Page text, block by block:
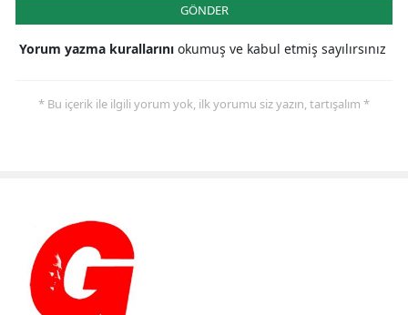
GÖNDER
Yorum yazma kurallarını okumuş ve kabul etmiş sayılırsınız
* Bu içerik ile ilgili yorum yok, ilk yorumu siz yazın, tartışalım *